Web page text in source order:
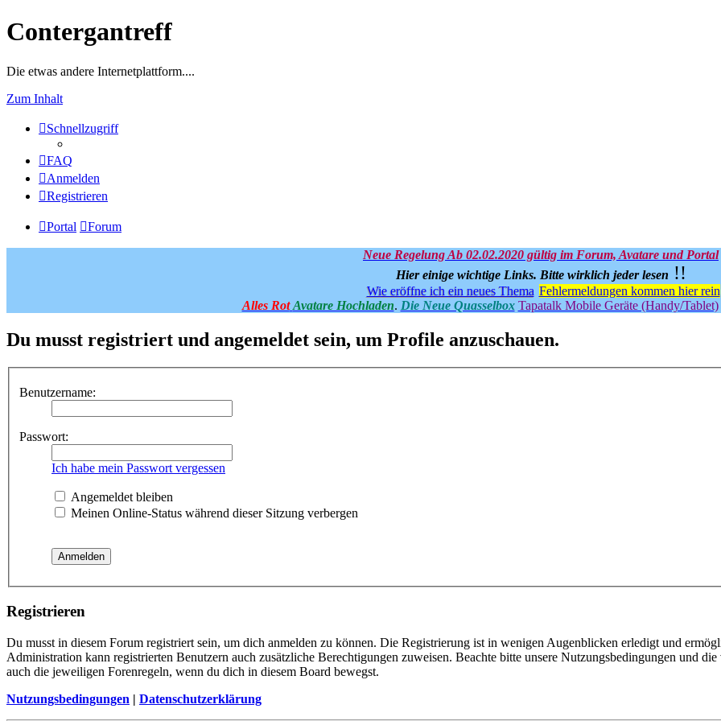
Contergantreff
Die etwas andere Internetplattform....
Zum Inhalt
Schnellzugriff
FAQ
Anmelden
Registrieren
Portal Forum
Neue Regelung Ab 02.02.2020 gültig im Forum, Avatare und Portal
Hier einige wichtige Links. Bitte wirklich jeder lesen !!
Wie eröffne ich ein neues Thema Fehlermeldungen kommen hier rein
Alles Rot Avatare Hochladen. Die Neue Quasselbox Tapatalk Mobile Geräte (Handy/Tablet)
Du musst registriert und angemeldet sein, um Profile anzuschauen.
Benutzername:
Passwort:
Ich habe mein Passwort vergessen
Angemeldet bleiben
Meinen Online-Status während dieser Sitzung verbergen
Registrieren
Du musst in diesem Forum registriert sein, um dich anmelden zu können. Die Registrierung ist in wenigen Augenblicken erledigt und
Administration kann registrierten Benutzern auch zusätzliche Berechtigungen zuweisen. Beachte bitte unsere Nutzungsbedingungen und
auch die jeweiligen Forenregeln, wenn du dich in diesem Board bewegst.
Nutzungsbedingungen | Datenschutzerklärung